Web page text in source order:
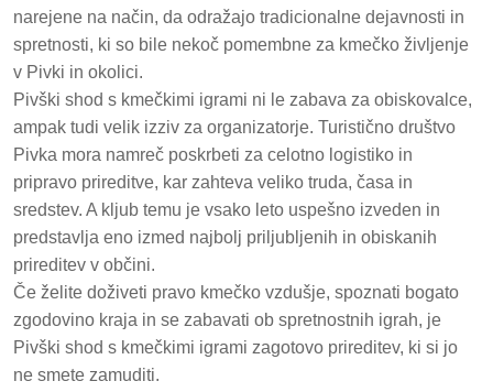
narejene na način, da odražajo tradicionalne dejavnosti in
spretnosti, ki so bile nekoč pomembne za kmečko življenje
v Pivki in okolici.
Pivški shod s kmečkimi igrami ni le zabava za obiskovalce,
ampak tudi velik izziv za organizatorje. Turistično društvo
Pivka mora namreč poskrbeti za celotno logistiko in
pripravo prireditve, kar zahteva veliko truda, časa in
sredstev. A kljub temu je vsako leto uspešno izveden in
predstavlja eno izmed najbolj priljubljenih in obiskanih
prireditev v občini.
Če želite doživeti pravo kmečko vzdušje, spoznati bogato
zgodovino kraja in se zabavati ob spretnostnih igrah, je
Pivški shod s kmečkimi igrami zagotovo prireditev, ki si jo
ne smete zamuditi.